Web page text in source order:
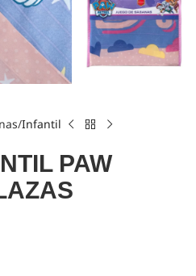
Infantil
PAW